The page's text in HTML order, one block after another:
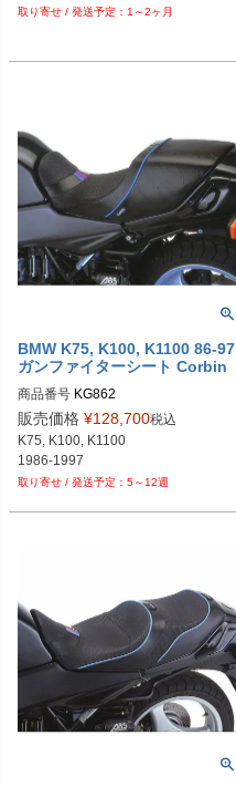
1～2ヶ月
BMW K75, K100, K1100 86-97
ガンファイターシート Corbin
商品番号 KG862
販売価格 ¥128,700税込
K75, K100, K1100
1986-1997
5～12週